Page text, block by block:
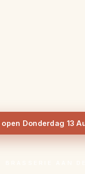
Donderdag 13